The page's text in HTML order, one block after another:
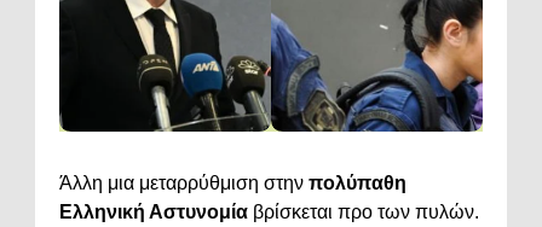
Άλλη μια μεταρρύθμιση στην πολύπαθη
Ελληνική Αστυνομία βρίσκεται προ των πυλών.